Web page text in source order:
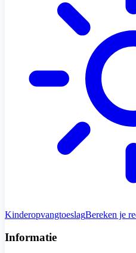
KinderopvangtoeslagBereken je
Informatie